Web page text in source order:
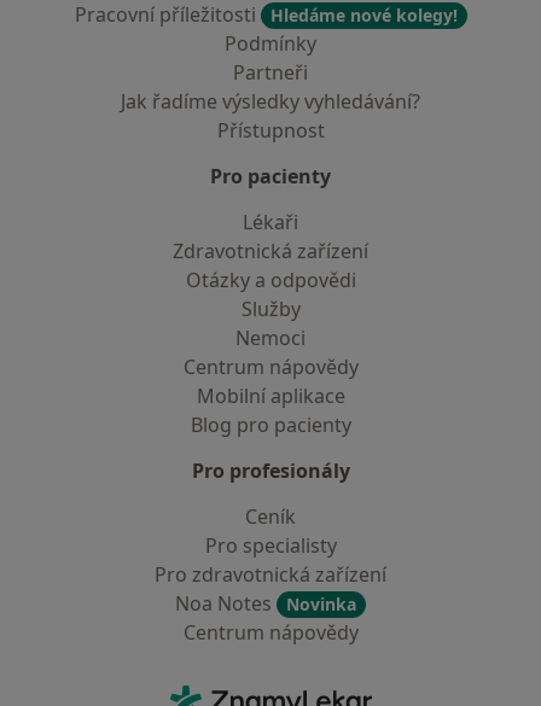
Pracovní příležitosti
Hledáme nové kolegy!
Podmínky
Partneři
Jak řadíme výsledky vyhledávání?
Přístupnost
Pro pacienty
Lékaři
Zdravotnická zařízení
Otázky a odpovědi
Služby
Nemoci
Centrum nápovědy
Mobilní aplikace
Blog pro pacienty
Pro profesionály
Ceník
Pro specialisty
Pro zdravotnická zařízení
Noa Notes
Novinka
Centrum nápovědy
ZnamyLekar - Hlavní stránka